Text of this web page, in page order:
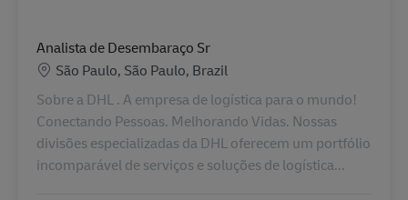
Analista de Desembaraço Sr
LocatieSão Paulo, São Paulo, Brazil
Sobre a DHL . A empresa de logística para o mundo!
Conectando Pessoas. Melhorando Vidas. Nossas
divisões especializadas da DHL oferecem um portfólio
incomparável de serviços e soluções de logística...